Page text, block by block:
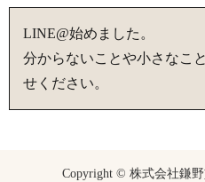
LINE@始めました。
分からないことや小さなこ
せください。
Copyright © 株式会社鎌野